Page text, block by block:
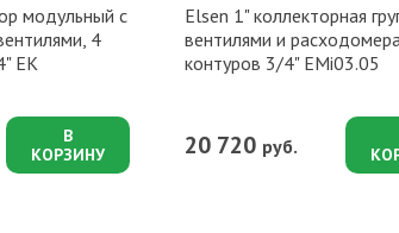
модульный с
4
ЕК
В
КОРЗИНУ
Elsen 1" коллекторная
вентилями и
контуров 3/4" EMi03.05
20 720 руб.